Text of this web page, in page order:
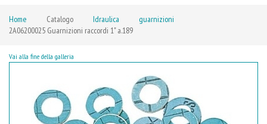
Home Catalogo Idraulica
guarnizioni
2A06200025 Guarnizioni raccordi 1" a.189
Vai alla fine della galleria